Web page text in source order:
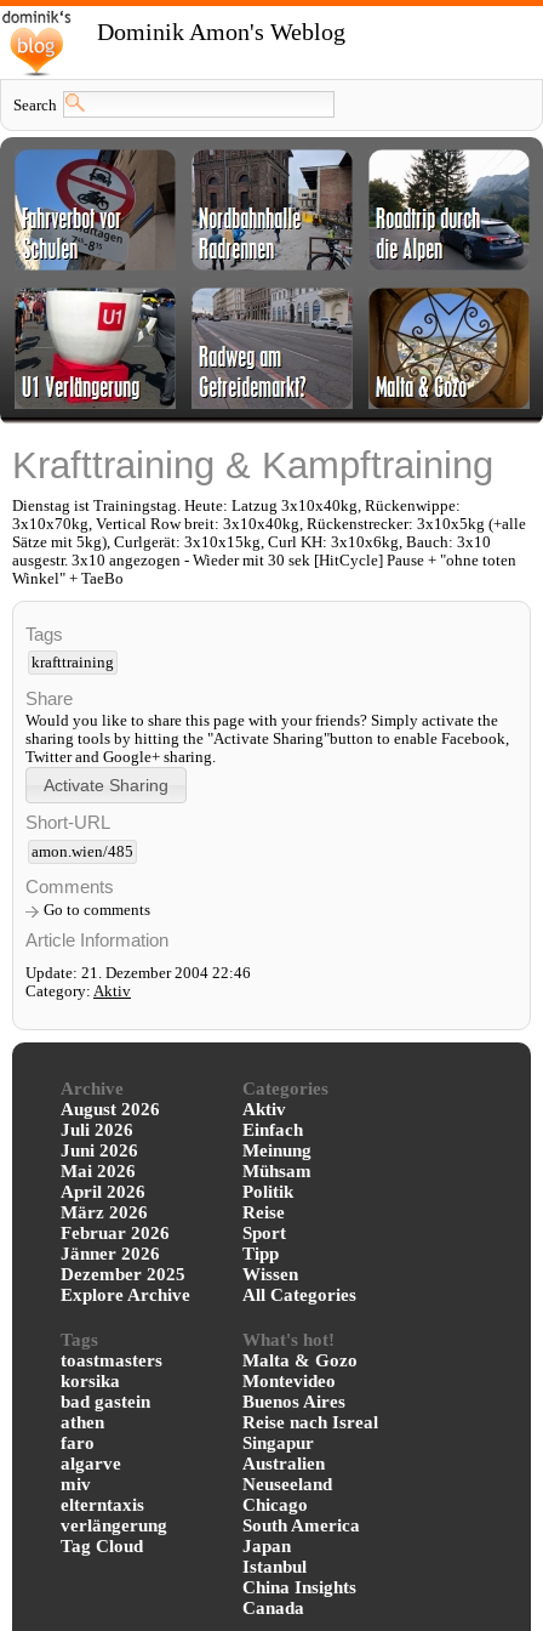
Dominik Amon's Weblog
Search
Krafttraining & Kampftraining
Dienstag ist Trainingstag. Heute: Latzug 3x10x40kg, Rückenwippe:
3x10x70kg, Vertical Row breit: 3x10x40kg, Rückenstrecker: 3x10x5kg (+alle
Sätze mit 5kg), Curlgerät: 3x10x15kg, Curl KH: 3x10x6kg, Bauch: 3x10
ausgestr. 3x10 angezogen - Wieder mit 30 sek [HitCycle] Pause + "ohne toten
Winkel" + TaeBo
Tags
krafttraining
Share
Would you like to share this page with your friends? Simply activate the
sharing tools by hitting the "Activate Sharing"button to enable Facebook,
Twitter and Google+ sharing.
Short-URL
amon.wien/485
Comments
Go to comments
Article Information
Update: 21. Dezember 2004 22:46
Category: Aktiv
Archive
August 2026
Juli 2026
Juni 2026
Mai 2026
April 2026
März 2026
Februar 2026
Jänner 2026
Dezember 2025
Explore Archive
Categories
Aktiv
Einfach
Meinung
Mühsam
Politik
Reise
Sport
Tipp
Wissen
All Categories
Tags
toastmasters
korsika
bad gastein
athen
faro
algarve
miv
elterntaxis
verlängerung
Tag Cloud
What's hot!
Malta & Gozo
Montevideo
Buenos Aires
Reise nach Isreal
Singapur
Australien
Neuseeland
Chicago
South America
Japan
Istanbul
China Insights
Canada